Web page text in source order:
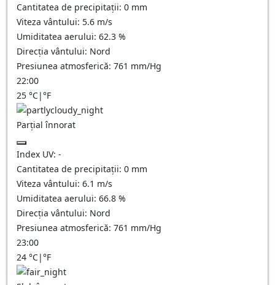
Cantitatea de precipitații: 0 mm
Viteza vântului: 5.6 m/s
Umiditatea aerului: 62.3 %
Direcția vântului: Nord
Presiunea atmosferică: 761 mm/Hg
22:00
25 °C|°F
Parțial înnorat
Index UV: -
Cantitatea de precipitații: 0 mm
Viteza vântului: 6.1 m/s
Umiditatea aerului: 66.8 %
Direcția vântului: Nord
Presiunea atmosferică: 761 mm/Hg
23:00
24 °C|°F